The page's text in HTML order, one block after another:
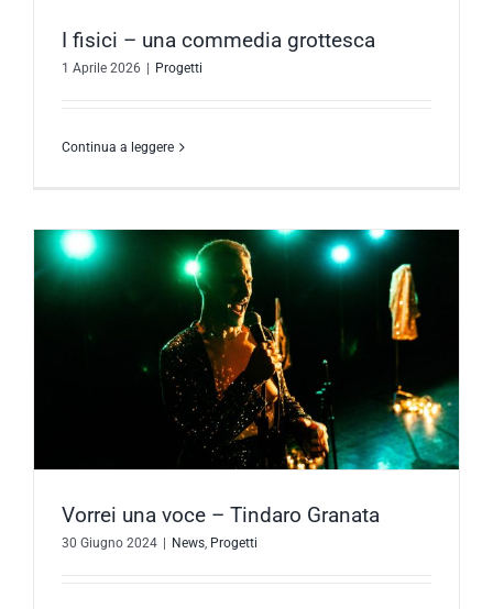
I fisici – una commedia grottesca
1 Aprile 2026 Progetti
Continua a leggere
Vorrei una voce – Tindaro Granata
30 Giugno 2024 | News, Progetti